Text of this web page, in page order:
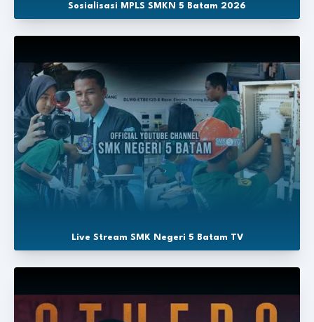
Sosialisasi MPLS SMKN 5 Batam 2026
Live Stream SMK Negeri 5 Batam TV